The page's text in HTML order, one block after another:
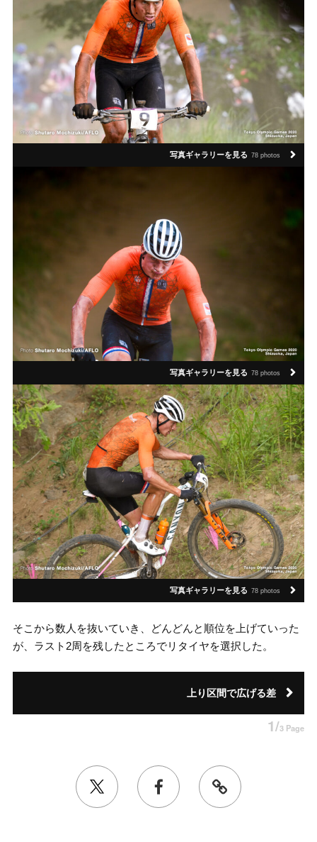
写真ギャラリーを見る 78 photos
写真ギャラリーを見る 78 photos
写真ギャラリーを見る 78 photos
そこから数人を抜いていき、どんどんと順位を上げていった
が、ラスト2周を残したところでリタイヤを選択した。
上り区間で広げる差
1/3 Page